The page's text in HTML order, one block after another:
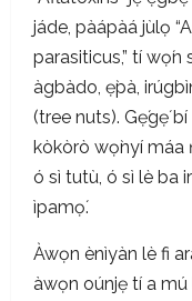
jáde, pàápàá jùlọ
parasiticus,” tí wọ́n
àgbàdo, ẹ̀pà,
(tree nuts). Gẹ́gẹ́
kòkòrò wọ̀nyí máa
ó sì tutù, ó sì lè ba
ìpamọ́.
Àwọn ènìyàn lè fi
àwọn oúnjẹ tí a mú